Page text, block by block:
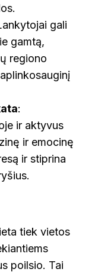
gali
gamtą,
regiono
:
ir aktyvus
ir emocinę
ir stiprina
tiek vietos
poilsio. Tai